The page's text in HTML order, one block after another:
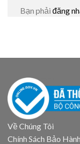
Bạn phải đăng
Về Chúng Tôi
Chính Sách Bảo Hành